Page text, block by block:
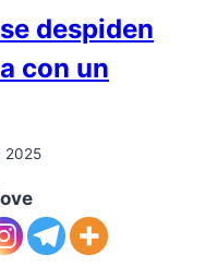
despiden
con un
2025